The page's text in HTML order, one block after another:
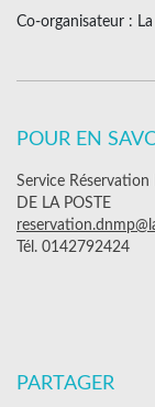
Co-organisateur :
POUR EN
Service Réservation
DE LA POSTE
Tél. 0142792424
PARTAGER